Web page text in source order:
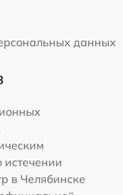
данных
в Челябинске